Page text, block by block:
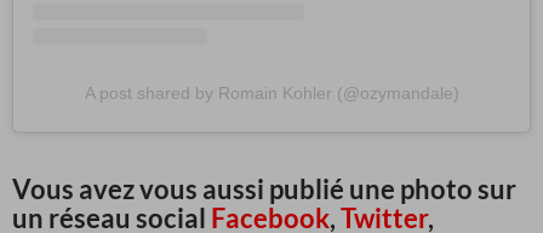
A post shared by Romain Kohler (@ozymandale)
Vous avez vous aussi publié une photo sur
un réseau social Facebook,Twitter,